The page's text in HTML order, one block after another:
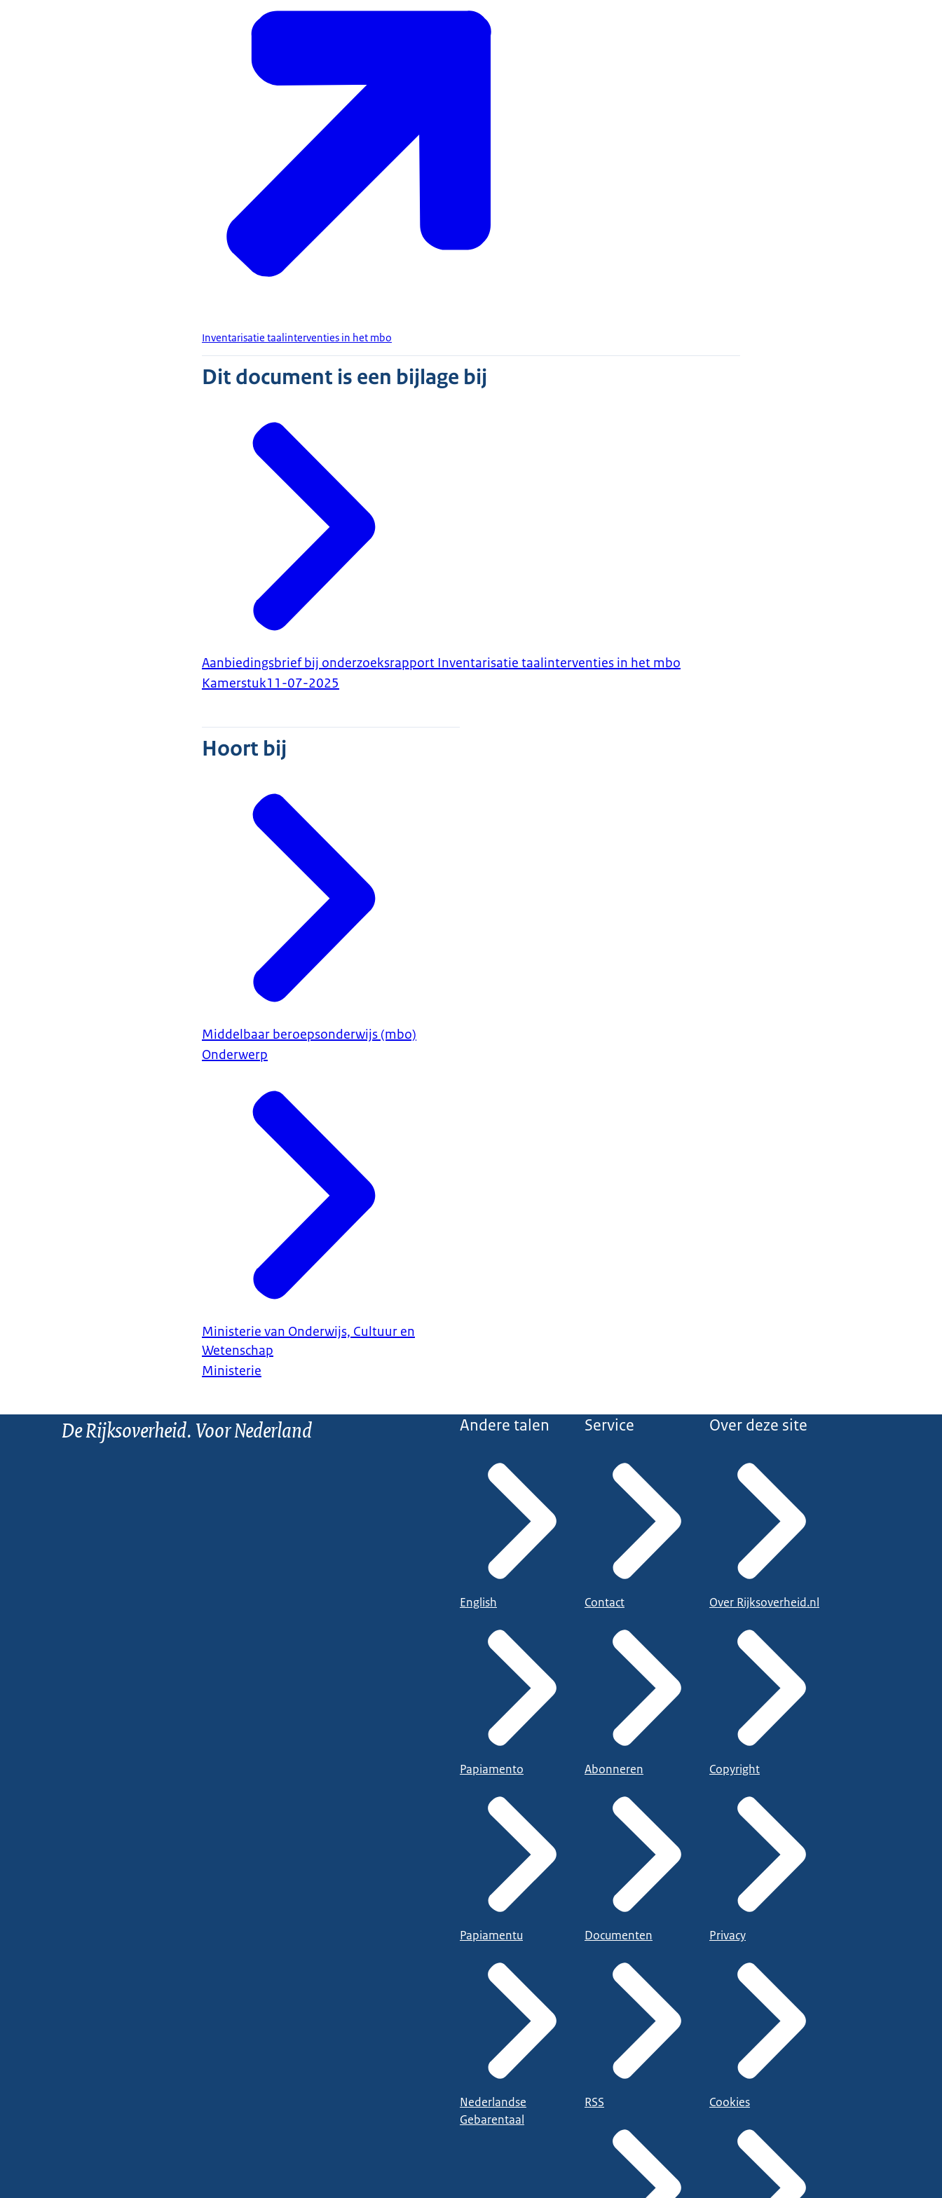
Inventarisatie taalinterventies in het mbo
Dit document is een bijlage bij
Aanbiedingsbrief bij onderzoeksrapport Inventarisatie taalinterventies in het mbo
Kamerstuk11-07-2025
Hoort bij
Middelbaar beroepsonderwijs (mbo)
Onderwerp
Ministerie van Onderwijs, Cultuur en
Wetenschap
Ministerie
De Rijksoverheid. Voor Nederland Andere talen
English
Papiamento
Papiamentu
Nederlandse
Gebarentaal
Service
Contact
Abonneren
Documenten
RSS
Over deze site
Over Rijksoverheid.nl
Copyright
Privacy
Cookies